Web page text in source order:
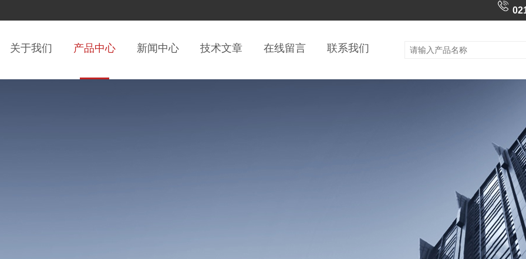
关于我们 产品中心 新闻中心 技术文章 在线留言 联系我们